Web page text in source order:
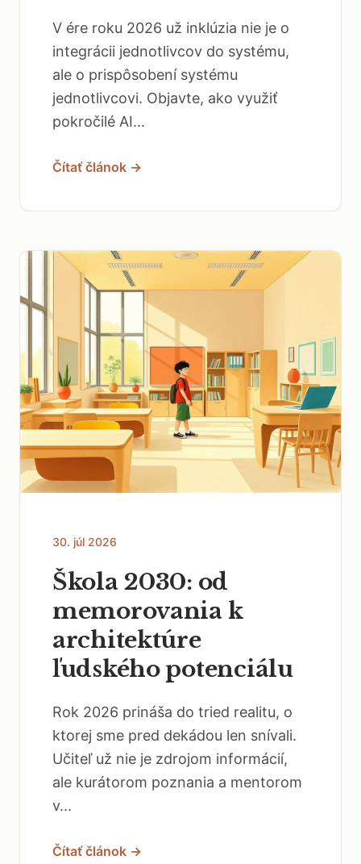
V ére roku 2026 už inklúzia nie je o
integrácii jednotlivcov do systému,
ale o prispôsobení systému
jednotlivcovi. Objavte, ako využiť
pokročilé AI...
Čítať článok →
30. júl 2026
Škola 2030: od
memorovania k
architektúre
ľudského potenciálu
Rok 2026 prináša do tried realitu, o
ktorej sme pred dekádou len snívali.
Učiteľ už nie je zdrojom informácií,
ale kurátorom poznania a mentorom
v...
Čítať článok →